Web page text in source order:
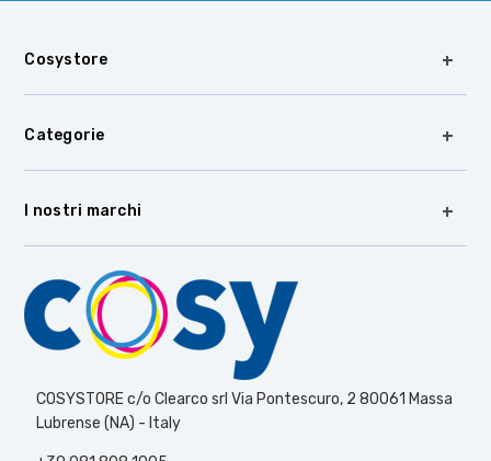
Cosystore
Categorie
I nostri marchi
COSYSTORE c/o Clearco srl Via Pontescuro, 2 80061 Massa
Lubrense (NA) - Italy